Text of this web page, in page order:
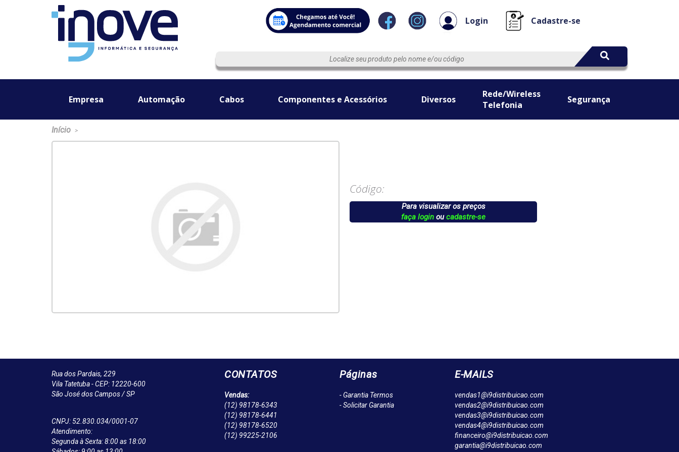
Login Cadastre-se
Empresa Automação Cabos Componentes e Acessórios Diversos
Rede/Wireless
Telefonia
Segurança
Início >
Código:
Para visualizar os preços
faça login oucadastre-se
Rua dos Pardais, 229
Vila Tatetuba - CEP: 12220-600
São José dos Campos / SP
CNPJ: 52.830.034/0001-07
Atendimento:
Segunda à Sexta: 8:00 as 18:00
CONTATOS
Vendas:
(12) 98178-6343
(12) 98178-6441
(12) 98178-6520
(12) 99225-2106
Páginas
- Garantia Termos
- Solicitar Garantia
E-MAILS
vendas1@i9distribuicao.com
vendas2@i9distribuicao.com
vendas3@i9distribuicao.com
vendas4@i9distribuicao.com
financeiro@i9distribuicao.com
garantia@i9distribuicao.com